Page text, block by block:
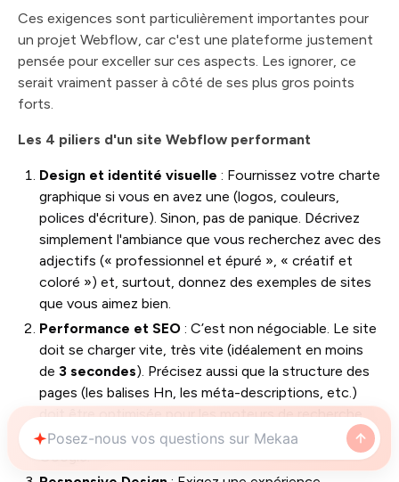
Ces exigences sont particulièrement importantes pour
un projet Webflow, car c'est une plateforme justement
pensée pour exceller sur ces aspects. Les ignorer, ce
serait vraiment passer à côté de ses plus gros points
forts.
Les 4 piliers d'un site Webflow performant
Design et identité visuelle : Fournissez votre charte
graphique si vous en avez une (logos, couleurs,
polices d'écriture). Sinon, pas de panique. Décrivez
simplement l'ambiance que vous recherchez avec des
adjectifs (« professionnel et épuré », « créatif et
coloré ») et, surtout, donnez des exemples de sites
que vous aimez bien.
Performance et SEO : C’est non négociable. Le site
doit se charger vite, très vite (idéalement en moins
de 3 secondes). Précisez aussi que la structure des
pages (les balises Hn, les méta-descriptions, etc.)
doit être optimisée pour les moteurs de recherche.
C’est la base pour avoir une chance d'apparaître sur
Google.